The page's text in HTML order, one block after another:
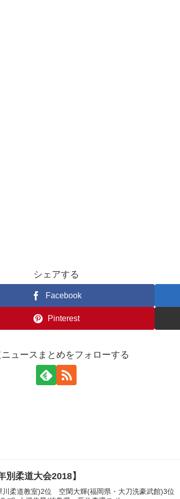
シェアする
Facebook
Pinterest
ュースまとめをフォローする
柔道大会2018】
柔道教室)2位 空閑大輝(福岡県・大刀洗豪武館)3